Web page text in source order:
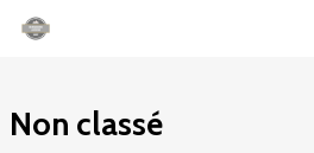
Skip
content
Non classé